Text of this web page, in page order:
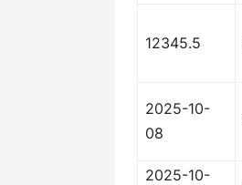
12345.5
2025-10-
08
2025-10-